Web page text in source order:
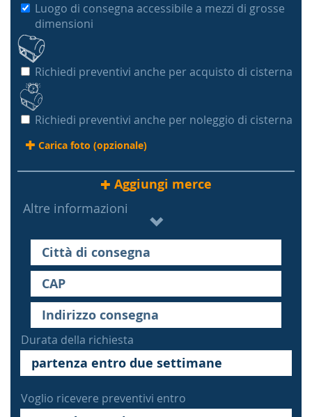
Luogo di consegna accessibile a mezzi di grosse
dimensioni
Richiedi preventivi anche per acquisto di cisterna
Richiedi preventivi anche per noleggio di cisterna
Carica foto (opzionale)
Aggiungi merce
Altre informazioni
Durata della richiesta
Voglio ricevere preventivi entro